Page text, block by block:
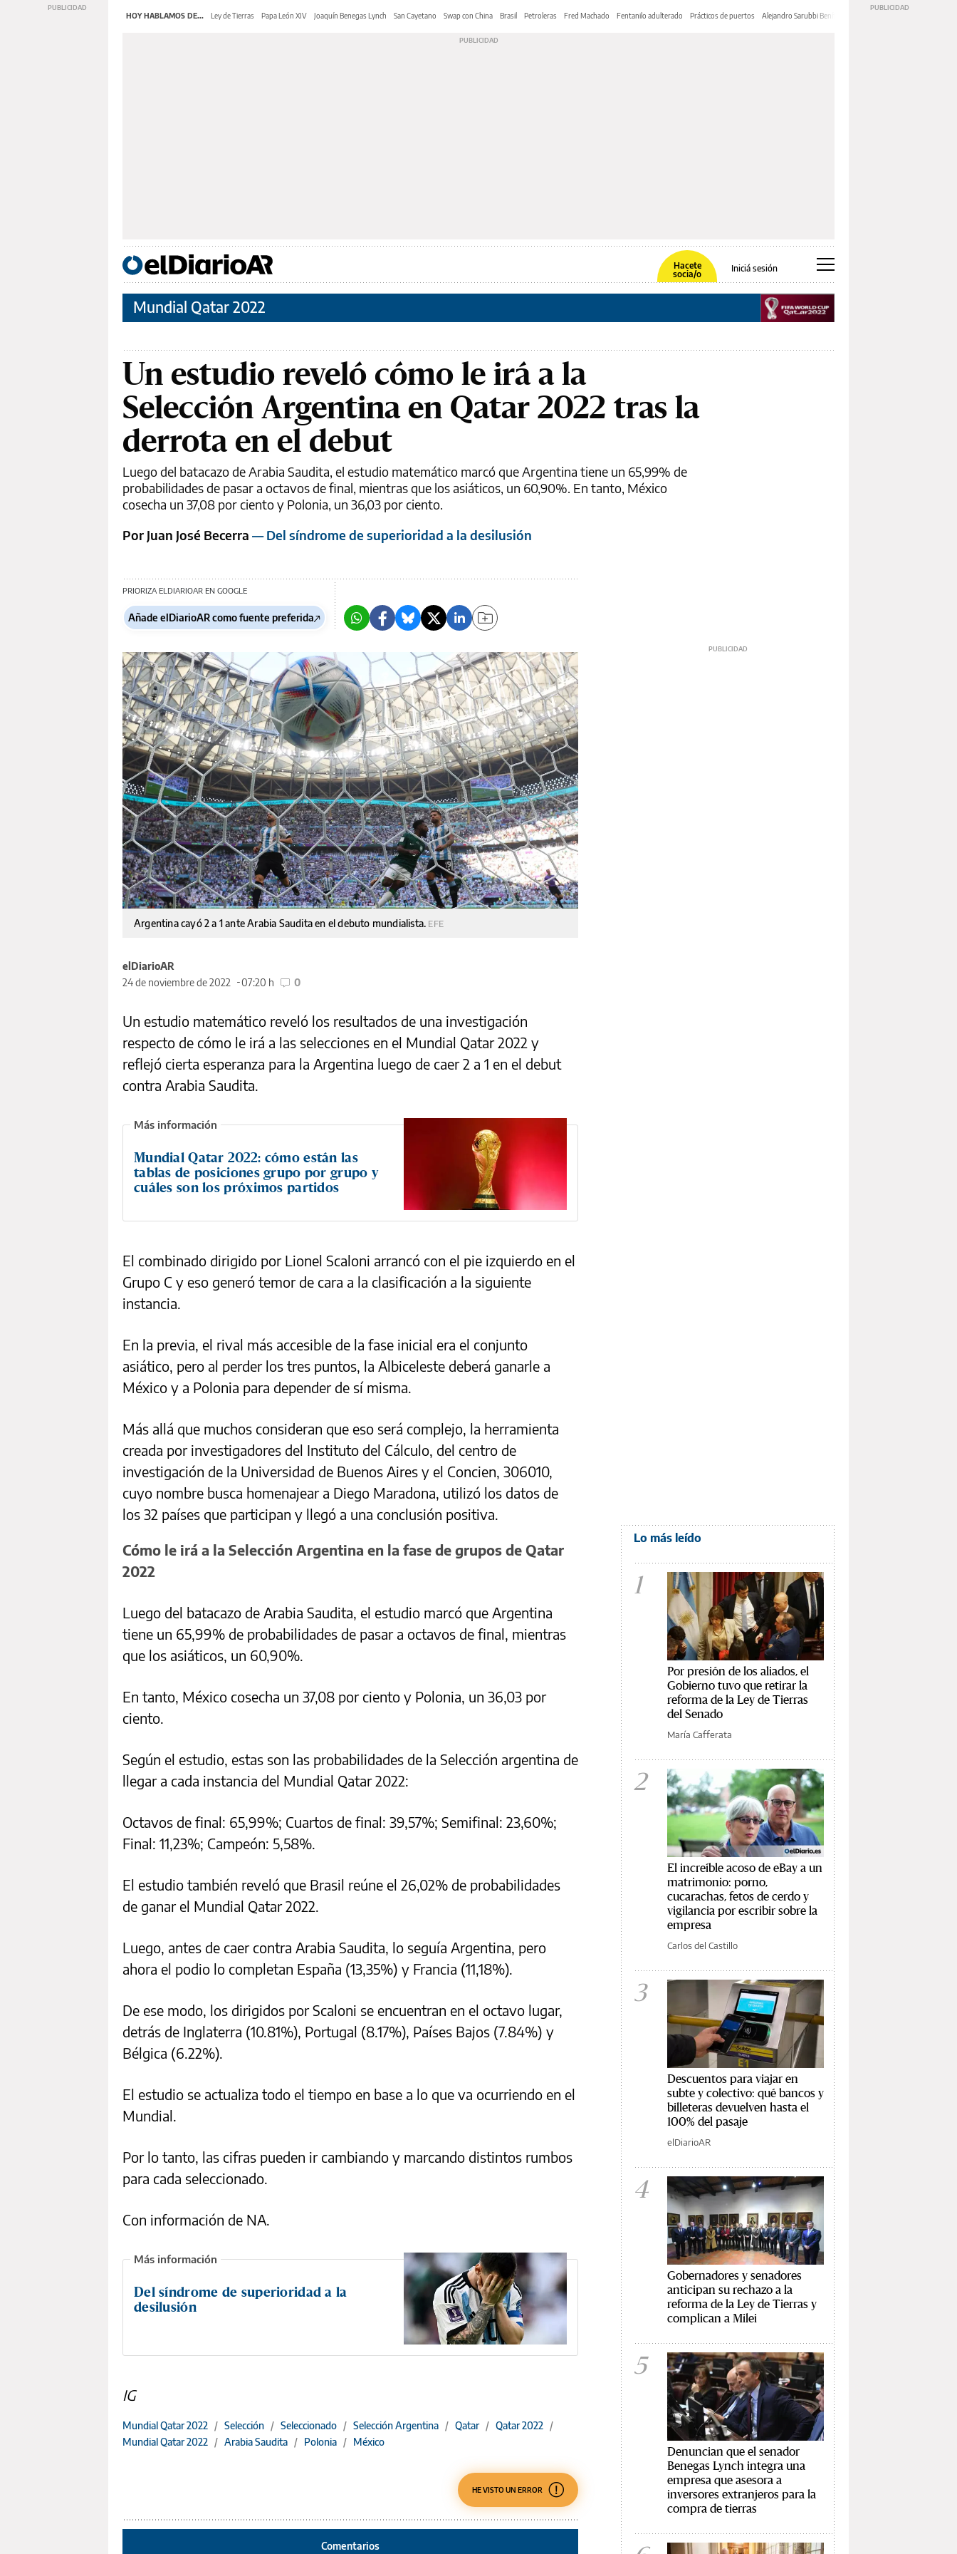
HOY HABLAMOS DE... Ley de Tierras Papa León XIV Joaquín Benegas Lynch San Cayetano Swap con China Brasil Petroleras Fred Machado Fentanilo adulterado Prácticos de puertos Alejandro Sarubbi Benítez
Hacete
socia/o
Iniciá sesión
Mundial Qatar 2022
Un estudio reveló cómo le irá a la
Selección Argentina en Qatar 2022 tras la
derrota en el debut
Luego del batacazo de Arabia Saudita, el estudio matemático marcó que Argentina tiene un 65,99% de
probabilidades de pasar a octavos de final, mientras que los asiáticos, un 60,90%. En tanto, México
cosecha un 37,08 por ciento y Polonia, un 36,03 por ciento.
Por Juan José Becerra — Del síndrome de superioridad a la desilusión
PRIORIZA ELDIARIOAR EN GOOGLE
Añade elDiarioAR como fuente preferida
Argentina cayó 2 a 1 ante Arabia Saudita en el debuto mundialista. EFE
elDiarioAR
24 de noviembre de 2022
07:20 h 0
Un estudio matemático reveló los resultados de una investigación
respecto de cómo le irá a las selecciones en el Mundial Qatar 2022 y
reflejó cierta esperanza para la Argentina luego de caer 2 a 1 en el debut
contra Arabia Saudita.
Mundial Qatar 2022: cómo están las
tablas de posiciones grupo por grupo y
cuáles son los próximos partidos
El combinado dirigido por Lionel Scaloni arrancó con el pie izquierdo en el
Grupo C y eso generó temor de cara a la clasificación a la siguiente
instancia.
En la previa, el rival más accesible de la fase inicial era el conjunto
asiático, pero al perder los tres puntos, la Albiceleste deberá ganarle a
México y a Polonia para depender de sí misma.
Más allá que muchos consideran que eso será complejo, la herramienta
creada por investigadores del Instituto del Cálculo, del centro de
investigación de la Universidad de Buenos Aires y el Concien, 306010,
cuyo nombre busca homenajear a Diego Maradona, utilizó los datos de
los 32 países que participan y llegó a una conclusión positiva.
Cómo le irá a la Selección Argentina en la fase de grupos de Qatar
2022
Luego del batacazo de Arabia Saudita, el estudio marcó que Argentina
tiene un 65,99% de probabilidades de pasar a octavos de final, mientras
que los asiáticos, un 60,90%.
En tanto, México cosecha un 37,08 por ciento y Polonia, un 36,03 por
ciento.
Según el estudio, estas son las probabilidades de la Selección argentina de
llegar a cada instancia del Mundial Qatar 2022:
Octavos de final: 65,99%; Cuartos de final: 39,57%; Semifinal: 23,60%;
Final: 11,23%; Campeón: 5,58%.
El estudio también reveló que Brasil reúne el 26,02% de probabilidades
de ganar el Mundial Qatar 2022.
Luego, antes de caer contra Arabia Saudita, lo seguía Argentina, pero
ahora el podio lo completan España (13,35%) y Francia (11,18%).
De ese modo, los dirigidos por Scaloni se encuentran en el octavo lugar,
detrás de Inglaterra (10.81%), Portugal (8.17%), Países Bajos (7.84%) y
Bélgica (6.22%).
El estudio se actualiza todo el tiempo en base a lo que va ocurriendo en el
Mundial.
Por lo tanto, las cifras pueden ir cambiando y marcando distintos rumbos
para cada seleccionado.
Con información de NA.
Del síndrome de superioridad a la
desilusión
IG
Mundial Qatar 2022 / Selección / Seleccionado / Selección Argentina / Qatar / Qatar 2022 /
Mundial Qatar 2022 / Arabia Saudita / Polonia / México
HE VISTO UN ERROR
Comentarios
Lo más leído
1
Por presión de los aliados, el
Gobierno tuvo que retirar la
reforma de la Ley de Tierras
del Senado
María Cafferata
2
El increíble acoso de eBay a un
matrimonio: porno,
cucarachas, fetos de cerdo y
vigilancia por escribir sobre la
empresa
Carlos del Castillo
3
Descuentos para viajar en
subte y colectivo: qué bancos y
billeteras devuelven hasta el
100% del pasaje
elDiarioAR
4
Gobernadores y senadores
anticipan su rechazo a la
reforma de la Ley de Tierras y
complican a Milei
5
Denuncian que el senador
Benegas Lynch integra una
empresa que asesora a
inversores extranjeros para la
compra de tierras